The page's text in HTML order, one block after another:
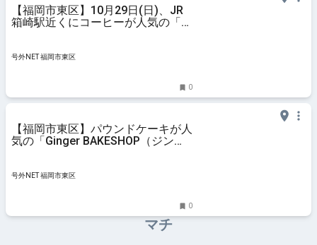
【福岡市東区】10月29日(日)、JR
箱崎駅近くにコーヒーが人気の「ノ
茶アナログ」も営業しています＞
号外NET 福岡市東区
0
【福岡市東区】パウンドケーキが人
気の「Ginger BAKESHOP（ジンジ
号外NET 福岡市東区
0
マチ